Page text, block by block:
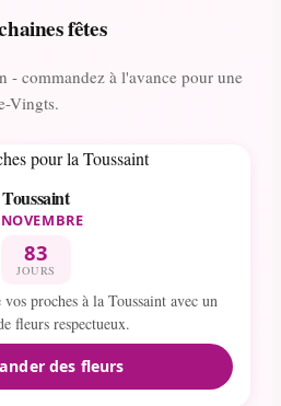
fêtes
- commandez à l'avance pour une
Vingts.
Toussaint
83
JOURS
proches à la Toussaint avec un
fleurs respectueux.
des fleurs